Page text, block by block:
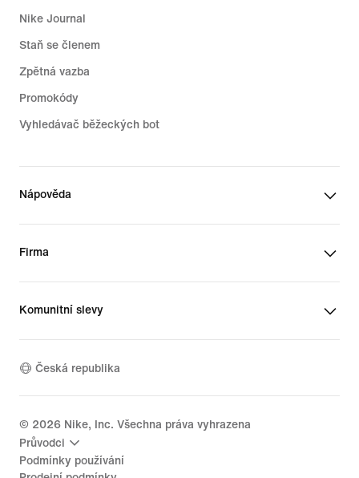
Nike Journal
Staň se členem
Zpětná vazba
Promokódy
Vyhledávač běžeckých bot
Nápověda
Firma
Komunitní slevy
Česká republika
© 2026 Nike, Inc. Všechna práva vyhrazena
Průvodci
Podmínky používání